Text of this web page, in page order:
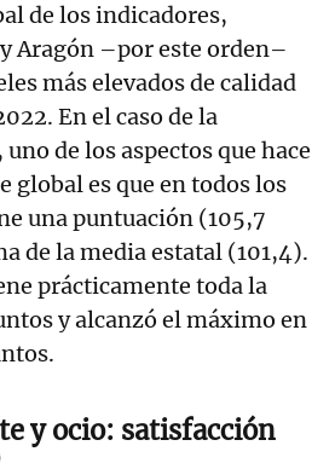
de los indicadores,
Aragón –por este orden–
más elevados de calidad
En el caso de la
de los aspectos que hace
global es que en todos los
una puntuación (105,7
de la media estatal (101,4).
prácticamente toda la
y alcanzó el máximo en
y ocio: satisfacción